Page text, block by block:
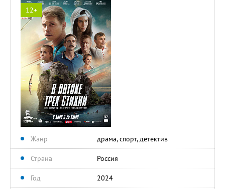
12+
Жанр драма, спорт, детектив
Страна Россия
Год 2024